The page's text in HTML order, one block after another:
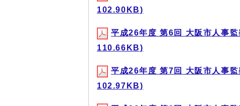
102.90KB)
平成26年度 第6回 大阪市人事
110.66KB)
平成26年度 第7回 大阪市人事
102.97KB)